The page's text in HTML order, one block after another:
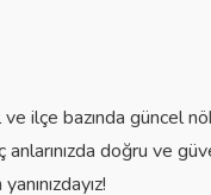
ilçe bazında güncel
doğru ve